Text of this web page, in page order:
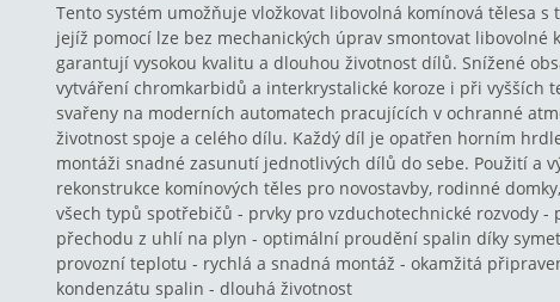
Tento systém umožňuje vložkovat libovolná komínová tělesa
jejíž pomocí lze bez mechanických úprav smontovat libovolné
garantují vysokou kvalitu a dlouhou životnost dílů. Snížené
vytváření chromkarbidů a interkrystalické koroze i při vyšších
svařeny na moderních automatech pracujících v ochranné
životnost spoje a celého dílu. Každý díl je opatřen horním
montáži snadné zasunutí jednotlivých dílů do sebe. Použití a
rekonstrukce komínových těles pro novostavby, rodinné
všech typů spotřebičů - prvky pro vzduchotechnické rozvody -
přechodu z uhlí na plyn - optimální proudění spalin díky
provozní teplotu - rychlá a snadná montáž - okamžitá
kondenzátu spalin - dlouhá životnost